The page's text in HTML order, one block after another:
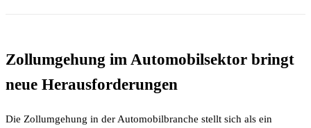
Zollumgehung im Automobilsektor bringt
neue Herausforderungen
Die Zollumgehung in der Automobilbranche stellt sich als ein